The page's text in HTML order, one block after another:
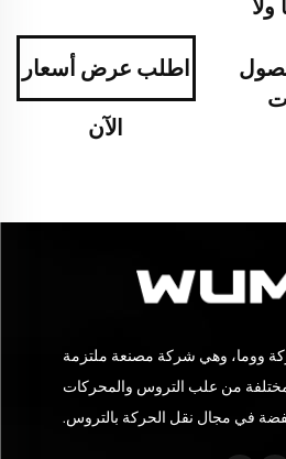
اطلب عرض أسعار
الآن
ووما، وهي شركة مصنعة ملتزمة
مختلفة من علب التروس والمحركات
في مجال نقل الحركة بالتروس.